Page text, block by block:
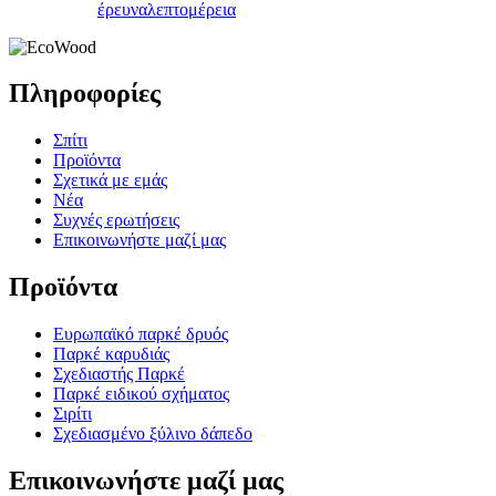
έρευναλεπτομέρεια
Πληροφορίες
Σπίτι
Προϊόντα
Σχετικά με εμάς
Νέα
Συχνές ερωτήσεις
Επικοινωνήστε μαζί μας
Προϊόντα
Ευρωπαϊκό παρκέ δρυός
Παρκέ καρυδιάς
Σχεδιαστής Παρκέ
Παρκέ ειδικού σχήματος
Σιρίτι
Σχεδιασμένο ξύλινο δάπεδο
Επικοινωνήστε μαζί μας